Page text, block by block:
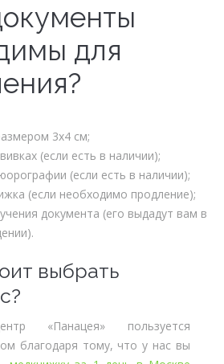
для
3х4 см;
(если есть в наличии);
(если есть в наличии);
(если необходимо продление);
документа (его выдадут вам в
выбрать
«Панацея» пользуется
благодаря тому, что у нас вы